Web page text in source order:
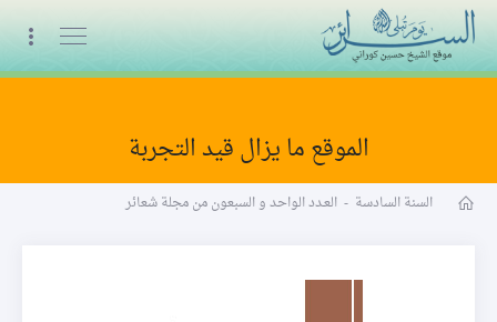
البث المباشر
الموقع ما يزال قيد التجربة
السنة السادسة - العـدد الواحد و السبعون من مجلة شعائر